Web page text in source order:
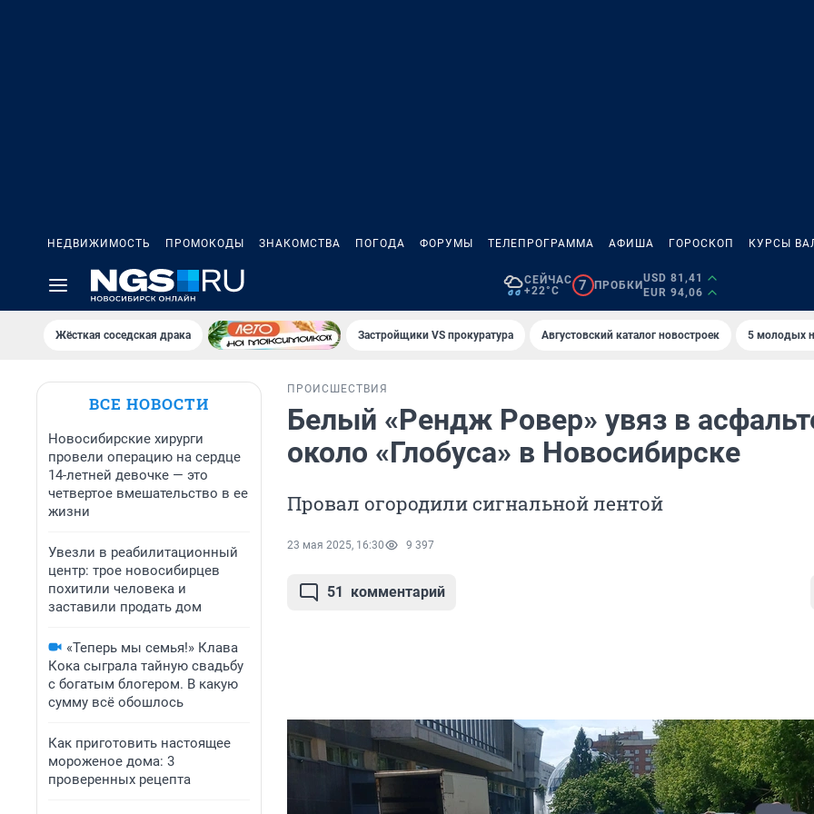
НЕДВИЖИМОСТЬ ПРОМОКОДЫ ЗНАКОМСТВА ПОГОДА ФОРУМЫ ТЕЛЕПРОГРАММА АФИША ГОРОСКОП КУРСЫ
СЕЙЧАС
+22°C
7 ПРОБКИ
USD 81,41
EUR 94,06
Жёсткая соседская драка Застройщики VS прокуратура Августовский каталог новостроек 5 молодых
ВСЕ НОВОСТИ
Новосибирские хирурги
провели операцию на сердце
14-летней девочке — это
четвертое вмешательство в ее
жизни
Увезли в реабилитационный
центр: трое новосибирцев
похитили человека и
заставили продать дом
«Теперь мы семья!» Клава
Кока сыграла тайную свадьбу
с богатым блогером. В какую
сумму всё обошлось
Как приготовить настоящее
мороженое дома: 3
проверенных рецепта
ПРОИСШЕСТВИЯ
Белый «Рендж Ровер» увяз в
около «Глобуса» в Новосибирске
Провал огородили сигнальной лентой
23 мая 2025, 16:30 9 397
51 комментарий